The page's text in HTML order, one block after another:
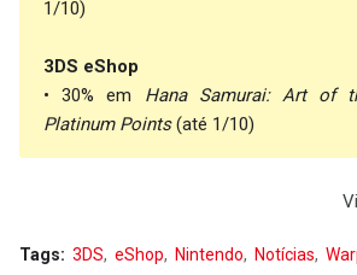
1/10)
3DS eShop
• 30% em Hana Samurai: Art of
Platinum Points(até 1/10)
Tags: 3DS eShop Nintendo Notícias